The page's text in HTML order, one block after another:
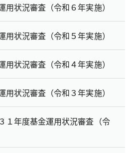
用状況審査（令和６年実施）
用状況審査（令和５年実施）
用状況審査（令和４年実施）
用状況審査（令和３年実施）
１年度基金運用状況審査（令